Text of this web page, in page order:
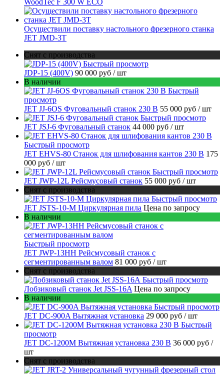
WoodTec F 300 W ECO
Осуществили поставку настольного фрезерного станка
JET JMD-3T
Снят с производства
Быстрый просмотр
JDP-15 (400V) 90 000 руб / шт
В наличии
Быстрый
просмотр
JET JJ-6OS Фуговальный станок 230 В 55 000 руб / шт
Быстрый просмотр
JET JSJ-6 Фуговальный станок 44 000 руб / шт
Быстрый просмотр
JET EHVS-80 Станок для шлифования кантов 230 В 175
000 руб / шт
Быстрый просмотр
JET JWP-12L Рейсмусовый станок 55 000 руб / шт
Снят с производства
Быстрый просмотр
JET JSTS-10-M Циркулярная пила Цена по запросу
В наличии
Быстрый просмотр
JET JWP-13HH Рейсмусовый станок с
сегментированным валом 81 000 руб / шт
Снят с производства
Быстрый просмотр
Лобзиковый станок Jet JSS-16A Цена по запросу
В наличии
Быстрый просмотр
JET DC-900A Вытяжная установка 29 000 руб / шт
Быстрый
просмотр
JET DC-1200M Вытяжная установка 230 В 36 000 руб /
шт
Снят с производства